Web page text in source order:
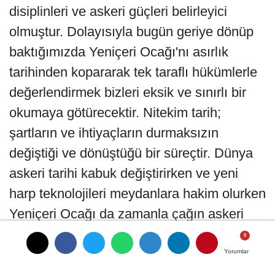
Yorumlar
Yorumlar
disiplinleri ve askeri güçleri belirleyici
olmuştur. Dolayısıyla bugün geriye dönüp
baktığımızda Yeniçeri Ocağı'nı asırlık
tarihinden kopararak tek taraflı hükümlerle
değerlendirmek bizleri eksik ve sınırlı bir
okumaya götürecektir. Nitekim tarih;
şartların ve ihtiyaçların durmaksızın
değiştiği ve dönüştüğü bir süreçtir. Dünya
askeri tarihi kabuk değiştirirken ve yeni
harp teknolojileri meydanlara hakim olurken
Yeniçeri Ocağı da zamanla çağın askeri
geleneklerine uyum sağlamakta
zorlanmıştır" ifadelerini kullandı.